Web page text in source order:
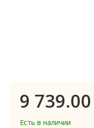
9 739.00
Есть в наличии